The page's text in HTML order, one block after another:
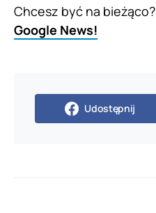
Chcesz być na bieżąco?
Google News!
Udostępnij